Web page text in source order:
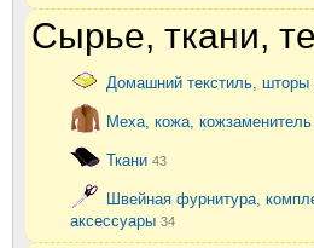
Сырье, ткани,
Домашний текстиль, шторы
Меха, кожа, кожзаменитель
Ткани 43
Швейная фурнитура,
аксессуары 34